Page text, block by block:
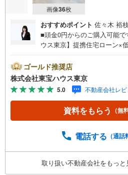
画像36枚
おすすめポイント 佐々木 裕
■頭金0円からのご購入可能
ウス東京】提携住宅ローン×
ayボーナスライトがもらえる
キャンペーン」の対象になり
学予約をする」ボタンからお
ahoo！ JAPAN IDでログイン
ナスライトは出金と譲渡は
料のご請求はお気軽にどう
ゴールド推奨店
株式会社東宝ハウス東京
5.0 不動産会社レ
資料をもらう （無
電話する （通話
取り扱い不動産会社をもっと